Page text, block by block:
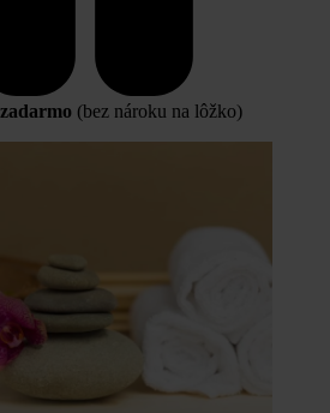
zadarmo (bez nároku na lôžko)